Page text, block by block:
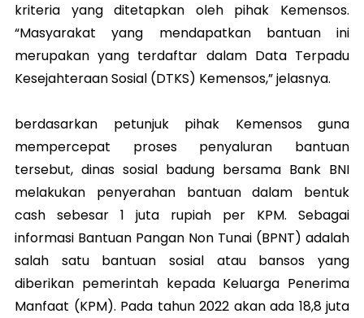
kriteria yang ditetapkan oleh pihak Kemensos.
“Masyarakat yang mendapatkan bantuan ini
merupakan yang terdaftar dalam Data Terpadu
Kesejahteraan Sosial (DTKS) Kemensos,” jelasnya.
berdasarkan petunjuk pihak Kemensos guna
mempercepat proses penyaluran bantuan
tersebut, dinas sosial badung bersama Bank BNI
melakukan penyerahan bantuan dalam bentuk
cash sebesar 1 juta rupiah per KPM. Sebagai
informasi Bantuan Pangan Non Tunai (BPNT) adalah
salah satu bantuan sosial atau bansos yang
diberikan pemerintah kepada Keluarga Penerima
Manfaat (KPM). Pada tahun 2022 akan ada 18,8 juta